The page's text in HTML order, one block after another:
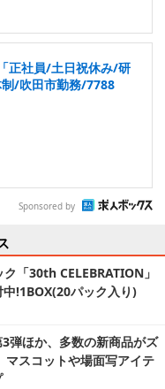
正社員/土日祝休み/研
/吹田市勤務/7788
Sponsored by
「30th CELEBRATION」
!1BOX(20パック入り)
3弾ほか、多数の新商品がズ
マスコットや場面写アイテ